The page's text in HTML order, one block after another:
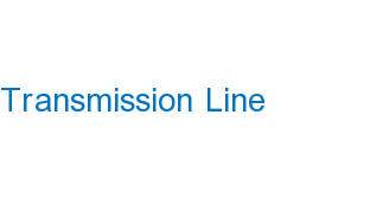
Transmission Line